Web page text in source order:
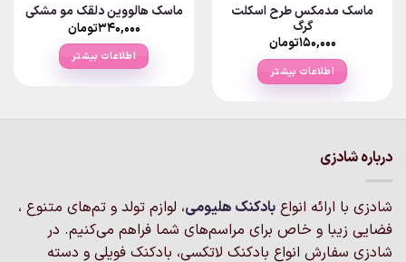
ماسک مدمکس طرح اسکلت
گرگ
۱۵۰,۰۰۰تومان
اطلاعات بیشتر
ماسک هالووین دلقک مو مشکی
۳۴۰,۰۰۰تومان
اطلاعات بیشتر
درباره شادزی
شادزی با ارائه انواع بادکنک‌ هلیومی، لوازم تولد و تم‌های متنوع ،
فضایی زیبا و خاص برای مراسم‌های شما فراهم می‌کنیم. در
شادزی سفارش انواع بادکنک لاتکسی، بادکنک فویلی و دسته